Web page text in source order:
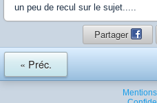
un peu de recul sur le sujet.....
Partager
« Préc.